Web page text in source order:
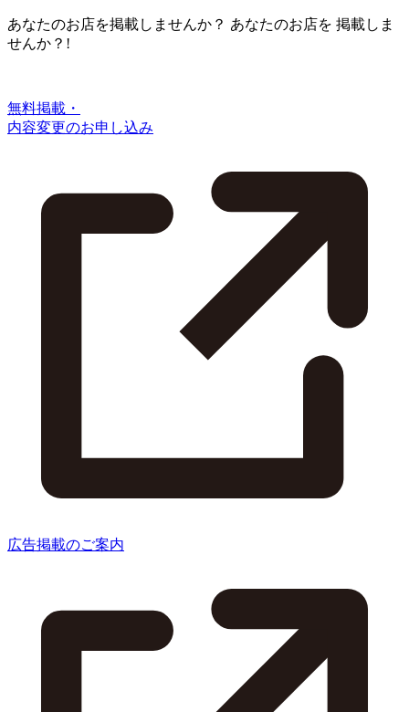
あなたのお店を掲載しませんか？ あなたのお店を 掲載しま
せんか？!
無料掲載・
内容変更のお申し込み
広告掲載のご案内